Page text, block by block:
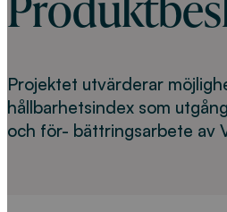
Projektet utvärderar
hållbarhetsindex som
och för- bättringsarbete av